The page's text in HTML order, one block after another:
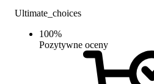
Ultimate_choices
100%
Pozytywne oceny